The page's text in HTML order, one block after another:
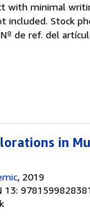
with minimal
included. Stock
Nº de ref. del
in
, 2019
13: